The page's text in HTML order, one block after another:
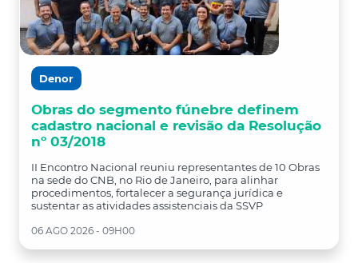
Denor
Obras do segmento fúnebre definem
cadastro nacional e revisão da Resolução
nº 03/2018
II Encontro Nacional reuniu representantes de 10 Obras
na sede do CNB, no Rio de Janeiro, para alinhar
procedimentos, fortalecer a segurança jurídica e
sustentar as atividades assistenciais da SSVP
06 AGO 2026 - 09H00